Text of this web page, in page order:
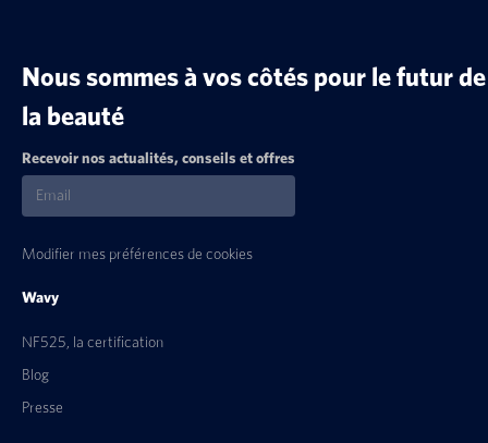
Nous sommes à vos côtés pour le futur de
la beauté
Recevoir nos actualités, conseils et offres
Modifier mes préférences de cookies
Wavy
NF525, la certification
Blog
Presse